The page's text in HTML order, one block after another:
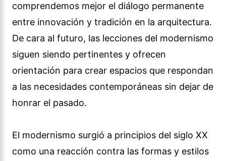
comprendemos mejor el diálogo permanente
entre innovación y tradición en la arquitectura.
De cara al futuro, las lecciones del modernismo
siguen siendo pertinentes y ofrecen
orientación para crear espacios que respondan
a las necesidades contemporáneas sin dejar de
honrar el pasado.
El modernismo surgió a principios del siglo XX
como una reacción contra las formas y estilos